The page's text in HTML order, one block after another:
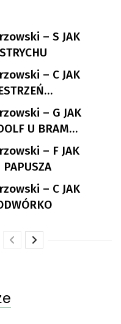
– S JAK
– C JAK
– G JAK
U BRAM
– F JAK
– C JAK